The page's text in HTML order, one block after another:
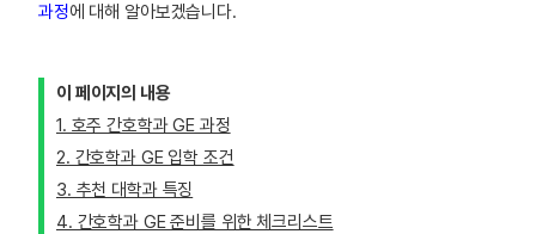
과정에 대해 알아보겠습니다.
이 페이지의 내용
1. 호주 간호학과 GE 과정
2. 간호학과 GE 입학 조건
3. 추천 대학과 특징
4. 간호학과 GE 준비를 위한 체크리스트